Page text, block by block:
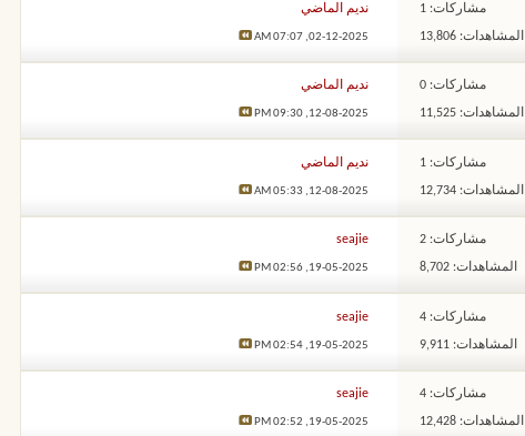
مشاركات: 1
المشاهدات: 13,806
نديم الماضي
02-12-2025,
07:07 AM
مشاركات: 0
المشاهدات: 11,525
نديم الماضي
12-08-2025,
09:30 PM
مشاركات: 1
المشاهدات: 12,734
نديم الماضي
12-08-2025,
05:33 AM
مشاركات: 2
المشاهدات: 8,702
seajie
19-05-2025,
02:56 PM
مشاركات: 4
المشاهدات: 9,911
seajie
19-05-2025,
02:54 PM
مشاركات: 4
المشاهدات: 12,428
seajie
19-05-2025,
02:52 PM